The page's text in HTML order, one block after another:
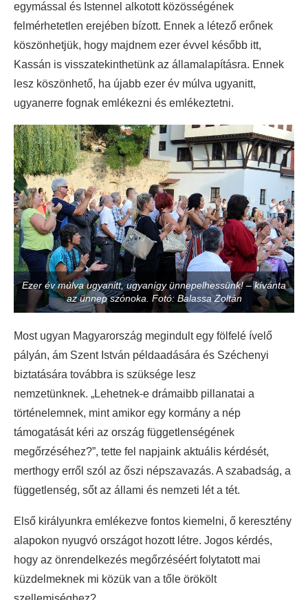
egymással és Istennel alkotott közösségének
felmérhetetlen erejében bízott. Ennek a létező erőnek
köszönhetjük, hogy majdnem ezer évvel később itt,
Kassán is visszatekinthetünk az államalapításra. Ennek
lesz köszönhető, ha újabb ezer év múlva ugyanitt,
ugyanerre fognak emlékezni és emlékeztetni.
Ezer év múlva ugyanitt, ugyanígy ünnepelhessünk! – kívánta
az ünnep szónoka. Fotó: Balassa Zoltán
Most ugyan Magyarország megindult egy fölfelé ívelő
pályán, ám Szent István példaadására és Széchenyi
biztatására továbbra is szüksége lesz
nemzetünknek. „Lehetnek-e drámaibb pillanatai a
történelemnek, mint amikor egy kormány a nép
támogatását kéri az ország függetlenségének
megőrzéséhez?”, tette fel napjaink aktuális kérdését,
merthogy erről szól az őszi népszavazás. A szabadság, a
függetlenség, sőt az állami és nemzeti lét a tét.
Első királyunkra emlékezve fontos kiemelni, ő keresztény
alapokon nyugvó országot hozott létre. Jogos kérdés,
hogy az önrendelkezés megőrzéséért folytatott mai
küzdelmeknek mi közük van a tőle örökölt